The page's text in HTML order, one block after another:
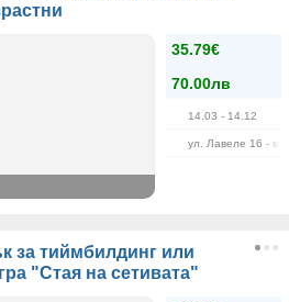
35.79€
70.00лв
14.03 - 14.12
ул. Лавеле 16 - в
за тиймбилдинг или
"Стая на сетивата"